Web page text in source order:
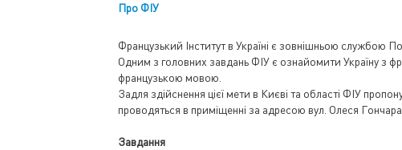
Про ФІУ
Французький Інститут в Україні є зовнішньою службою
Одним з головних завдань ФІУ є ознайомити Україну з
французькою мовою.
Задля здійснення цієї мети в Києві та області ФІУ
проводяться в приміщенні за адресою вул. Олеся Гончара
Завдання